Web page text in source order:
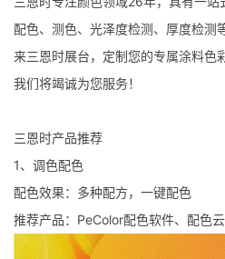
配色、测色、光泽度检测、厚度检测
来三恩时展台，定制您的专属涂料色
我们将竭诚为您服务！
三恩时产品推荐
1、调色配色
配色效果：多种配方，一键配色
推荐产品：PeColor配色软件、配色云